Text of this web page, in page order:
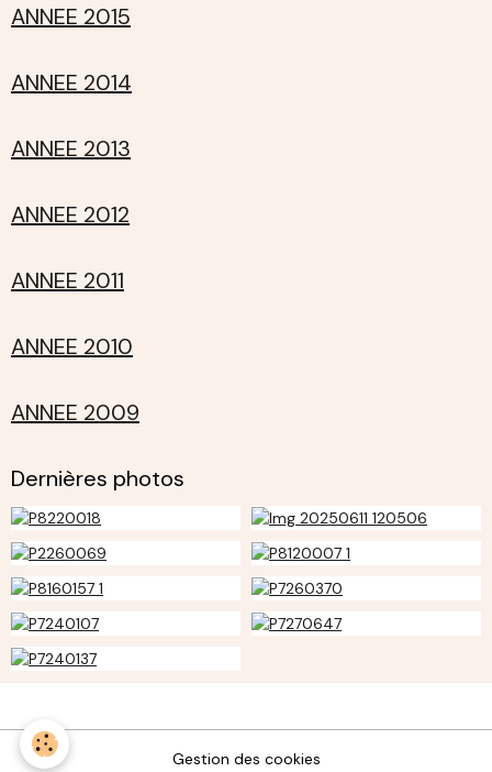
ANNEE 2015
ANNEE 2014
ANNEE 2013
ANNEE 2012
ANNEE 2011
ANNEE 2010
ANNEE 2009
Dernières photos
Gestion des cookies